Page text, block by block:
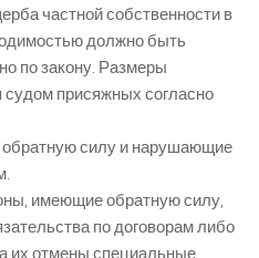
частной собственности в
должно быть
по закону. Размеры
присяжных согласно
силу и нарушающие
имеющие обратную силу,
по договорам либо